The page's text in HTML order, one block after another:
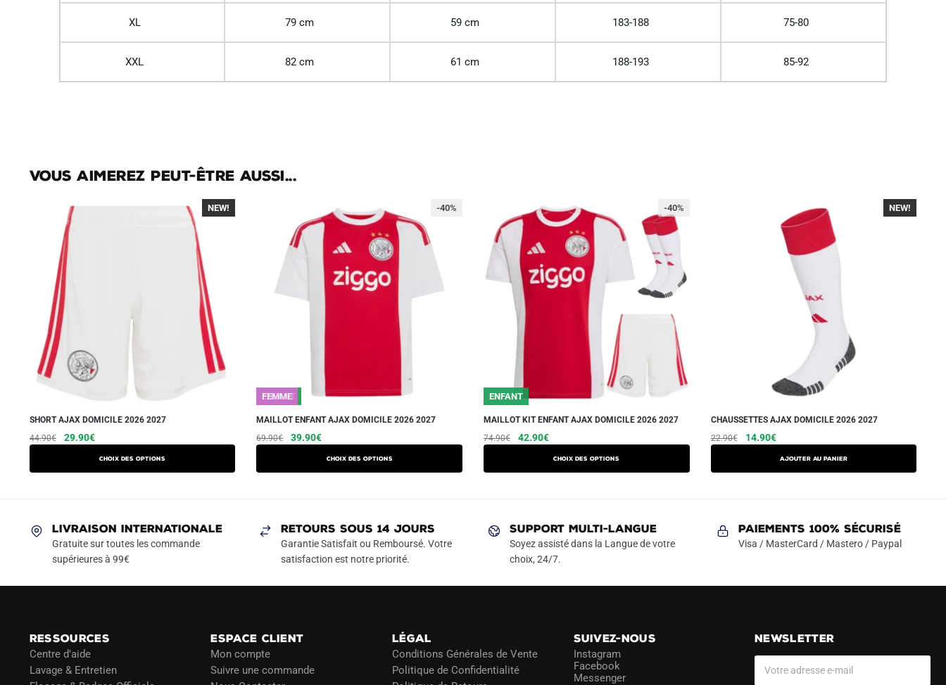
XL 79 cm 59 cm 183-188 75-80
XXL 82 cm 61 cm 188-193 85-92
Vous aimerez peut-être aussi...
NEW!
SHORT AJAX DOMICILE 2026 2027
44.90€
Le
29.90€Le
Choix des options
Ce
produit
a
Les
options
peuvent
page
du
produit
-40%
ENFANT
FEMME
MAILLOT ENFANT AJAX DOMICILE 2026 2027
69.90€
Le
39.90€Le
Choix des options
Ce
produit
a
Les
options
peuvent
ENFANT
-40%
MAILLOT KIT ENFANT AJAX DOMICILE 2026 2027
74.90€
Le
42.90€Le
Choix des options
Ce
produit
a
Les
options
peuvent
produit
-30%
NEW!
CHAUSSETTES AJAX DOMICILE 2026 2027
22.90€
Le
14.90€Le
Ajouter au panier
LIVRAISON INTERNATIONALE
Gratuite sur toutes les commande
supérieures à 99€
RETOURS SOUS 14 JOURS
Garantie Satisfait ou Remboursé. Votre
satisfaction est notre priorité.
SUPPORT MULTI-LANGUE
Soyez assisté dans la Langue de votre
choix, 24/7.
Paiements 100% Sécurisé
Visa / MasterCard / Mastero / Paypal
RESSOURCES
Centre d’aide
Lavage & Entretien
ESPACE CLIENT
Mon compte
Suivre une commande
LÉGAL
Conditions Générales de Vente
Politique de Confidentialité
SUIVEZ-NOUS
Instagram
Facebook
Messenger
NEWSLETTER